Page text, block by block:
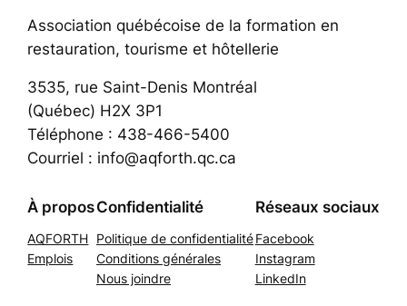
Association québécoise de la formation en
restauration, tourisme et hôtellerie
3535, rue Saint-Denis Montréal
(Québec) H2X 3P1
Téléphone : 438-466-5400
Courriel : info@aqforth.qc.ca
À propos
AQFORTH
Emplois
Confidentialité
Politique de confidentialité
Conditions générales
Nous joindre
Réseaux sociaux
Facebook
Instagram
LinkedIn